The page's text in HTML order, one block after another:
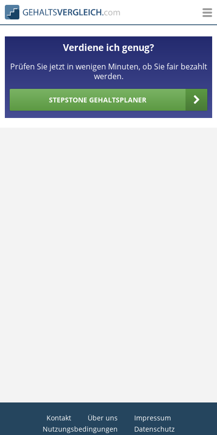
Verdiene ich genug?
Prüfen Sie jetzt in wenigen Minuten, ob Sie fair bezahlt
werden.
STEPSTONE GEHALTSPLANER
Kontakt Über uns
Impressum
Nutzungsbedingungen
Datenschutz